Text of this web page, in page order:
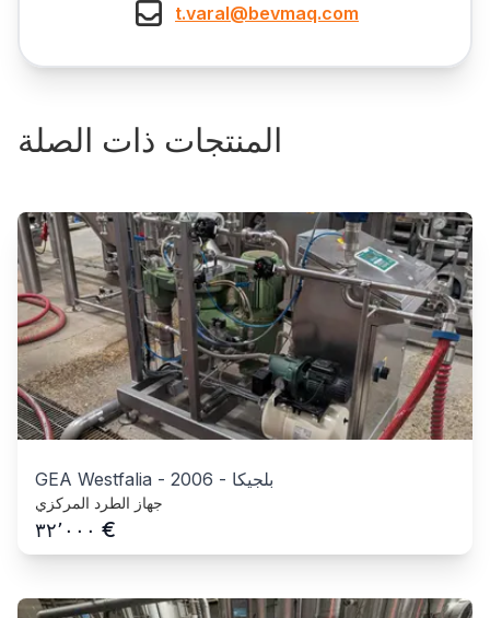
t.varal@bevmaq.com
المنتجات ذات الصلة
GEA Westfalia - 2006 - بلجيكا
جهاز الطرد المركزي
٣٢٬٠٠٠ €